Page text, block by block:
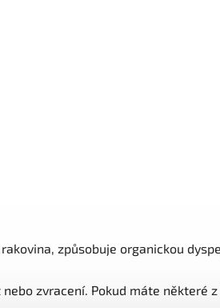
způsobuje organickou
zvracení. Pokud máte některé